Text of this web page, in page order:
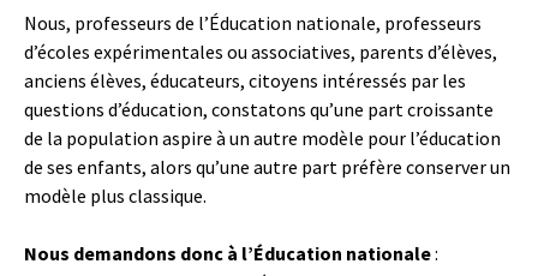
Nous, professeurs de l’Éducation nationale, professeurs
d’écoles expérimentales ou associatives, parents d’élèves,
anciens élèves, éducateurs, citoyens intéressés par les
questions d’éducation, constatons qu’une part croissante
de la population aspire à un autre modèle pour l’éducation
de ses enfants, alors qu’une autre part préfère conserver un
modèle plus classique.
Nous demandons donc à l’Éducation nationale: